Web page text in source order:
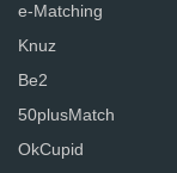
e-Matching
Knuz
Be2
50plusMatch
OkCupid